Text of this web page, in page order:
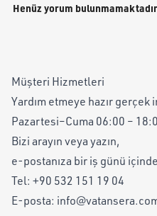
Henüz yorum bulunmamaktadır
Müşteri Hizmetleri
Yardım etmeye hazır gerçek
Pazartesi–Cuma 06:00 –
Bizi arayın veya yazın,
e-postanıza bir iş günü
Tel: +90 532 151 19 04
E-posta: